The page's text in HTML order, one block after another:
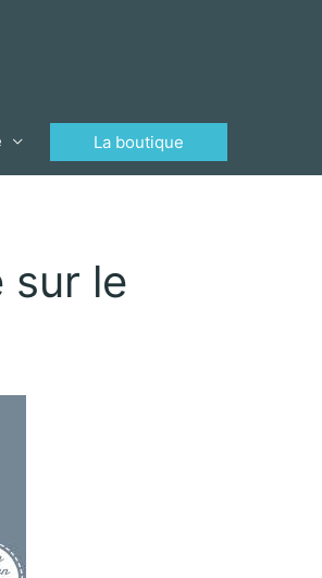
La boutique
sur le